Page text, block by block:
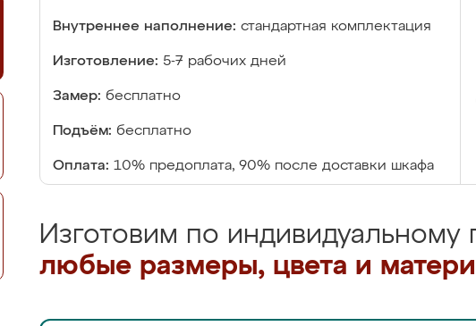
Внутреннее наполнение: стандартная комплектация
Изготовление: 5-7 рабочих дней
Замер: бесплатно
Подъём: бесплатно
Оплата: 10% предоплата, 90% после доставки шкафа
Изготовим по индивидуальному
любые размеры, цвета и